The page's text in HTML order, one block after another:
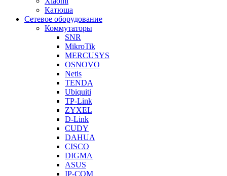
Катюша
Сетевое оборудование
Коммутаторы
SNR
MikroTik
MERCUSYS
OSNOVO
Netis
TENDA
Ubiquiti
TP-Link
ZYXEL
D-Link
CUDY
DAHUA
CISCO
DIGMA
ASUS
IP-COM